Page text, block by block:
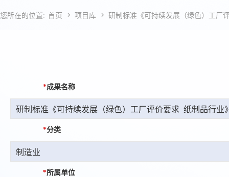
您所在的位置: 首页  项目库  研制标准《可持续发展（绿色）工厂
*成果名称
*分类
*所属单位